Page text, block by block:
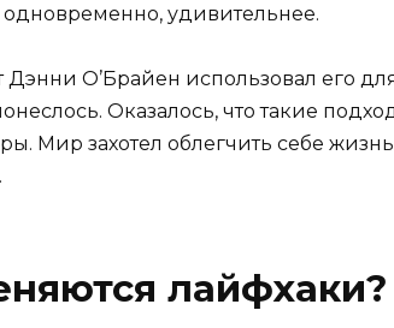
удивительнее.
Дэнни О’Брайен использовал его
Оказалось, что такие
Мир захотел облегчить себе
лайфхаки?